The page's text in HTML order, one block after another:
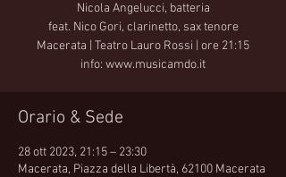
Nicola Angelucci, batteria
feat. Nico Gori, clarinetto, sax tenore
Macerata | Teatro Lauro Rossi | ore 21:15
info: www.musicamdo.it
Orario & Sede
28 ott 2023, 21:15 – 23:30
Macerata, Piazza della Libertà, 62100 Macerata